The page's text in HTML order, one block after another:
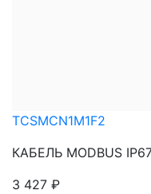
TCSMCN1M1F2
КАБЕЛЬ MODBUS
3 427 ₽